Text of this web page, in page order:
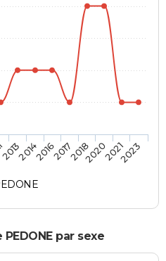
20132014201620172018202020212023
par sexe